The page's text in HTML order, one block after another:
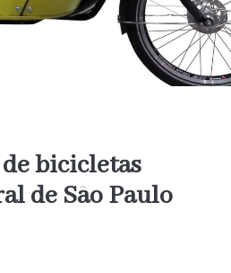
bicicletas
de São Paulo